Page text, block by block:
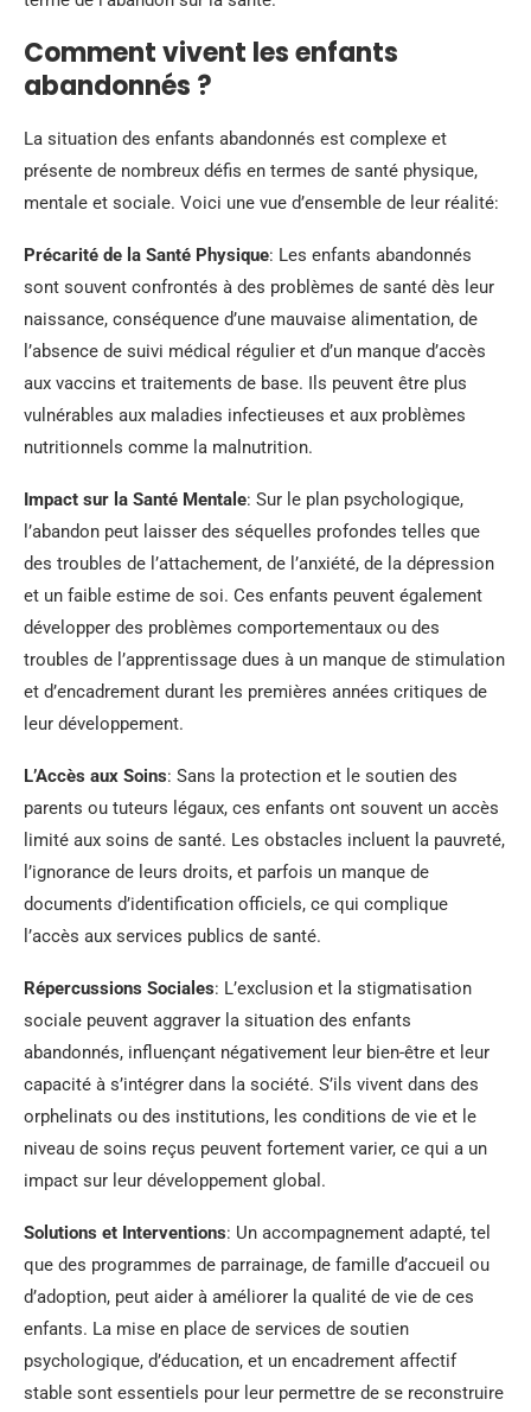
Comment vivent les enfants
abandonnés ?
La situation des enfants abandonnés est complexe et
présente de nombreux défis en termes de santé physique,
mentale et sociale. Voici une vue d’ensemble de leur réalité:
Précarité de la Santé Physique: Les enfants abandonnés
sont souvent confrontés à des problèmes de santé dès leur
naissance, conséquence d’une mauvaise alimentation, de
l’absence de suivi médical régulier et d’un manque d’accès
aux vaccins et traitements de base. Ils peuvent être plus
vulnérables aux maladies infectieuses et aux problèmes
nutritionnels comme la malnutrition.
Impact sur la Santé Mentale: Sur le plan psychologique,
l’abandon peut laisser des séquelles profondes telles que
des troubles de l’attachement, de l’anxiété, de la dépression
et un faible estime de soi. Ces enfants peuvent également
développer des problèmes comportementaux ou des
troubles de l’apprentissage dues à un manque de stimulation
et d’encadrement durant les premières années critiques de
leur développement.
L’Accès aux Soins: Sans la protection et le soutien des
parents ou tuteurs légaux, ces enfants ont souvent un accès
limité aux soins de santé. Les obstacles incluent la pauvreté,
l’ignorance de leurs droits, et parfois un manque de
documents d’identification officiels, ce qui complique
l’accès aux services publics de santé.
Répercussions Sociales: L’exclusion et la stigmatisation
sociale peuvent aggraver la situation des enfants
abandonnés, influençant négativement leur bien-être et leur
capacité à s’intégrer dans la société. S’ils vivent dans des
orphelinats ou des institutions, les conditions de vie et le
niveau de soins reçus peuvent fortement varier, ce qui a un
impact sur leur développement global.
Solutions et Interventions: Un accompagnement adapté, tel
que des programmes de parrainage, de famille d’accueil ou
d’adoption, peut aider à améliorer la qualité de vie de ces
enfants. La mise en place de services de soutien
psychologique, d’éducation, et un encadrement affectif
stable sont essentiels pour leur permettre de se reconstruire